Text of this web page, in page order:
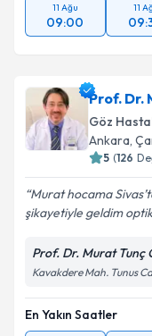
11 Ağu
09:00
11
Prof. Dr.
Göz
Ankara,
5 (126
Murat hocama
şikayetiyle geldim
Prof. Dr. Murat Tunç
Kavakdere Mah. Tunus
En Yakın Saatler